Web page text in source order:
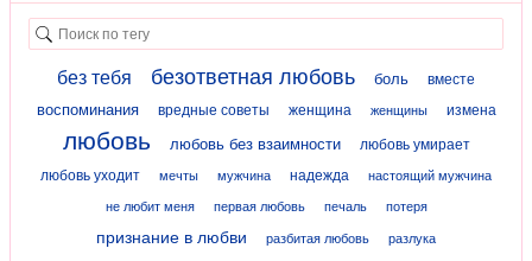
без тебя безответная любовь боль вместе
воспоминания вредные советы женщина женщины измена
любовь любовь без взаимности
любовь умирает
любовь уходит
мечты мужчина надежда настоящий мужчина
не любит меня первая любовь печаль потеря
признание в любви разбитая любовь разлука